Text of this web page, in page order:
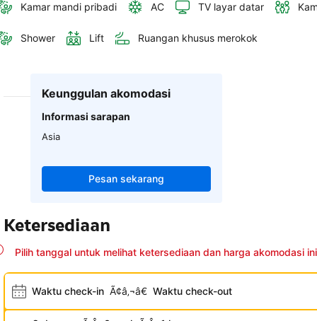
Kamar mandi pribadi AC TV layar datar
Shower Lift Ruangan khusus merokok
Keunggulan akomodasi
Informasi sarapan
Asia
Pesan sekarang
Ketersediaan
Pilih tanggal untuk melihat ketersediaan dan harga akomodasi ini
Waktu check-in Ã¢â‚¬â€ Waktu check-out